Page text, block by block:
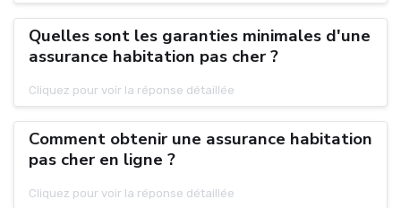
Quelles sont les garanties minimales d'une
assurance habitation pas cher ?
Cliquez pour voir la réponse détaillée
Comment obtenir une assurance habitation
pas cher en ligne ?
Cliquez pour voir la réponse détaillée